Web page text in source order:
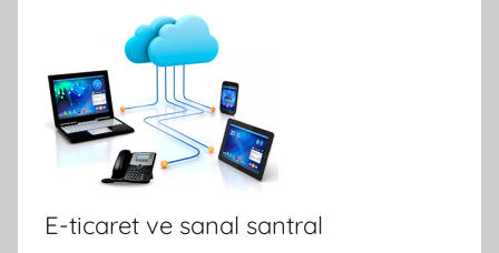
E-ticaret ve sanal santral